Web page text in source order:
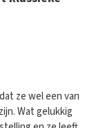
ze wel een van
Wat gelukkig